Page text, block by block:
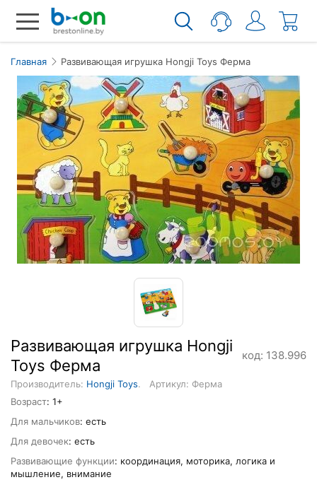
Главная Развивающая игрушка Hongji Toys Ферма
Развивающая игрушка Hongji
Toys Ферма
код: 138.996
Производитель: Hongji Toys.
Артикул: Ферма
Возраст: 1+
Для мальчиков: есть
Для девочек: есть
Развивающие функции: координация, моторика, логика и
мышление, внимание